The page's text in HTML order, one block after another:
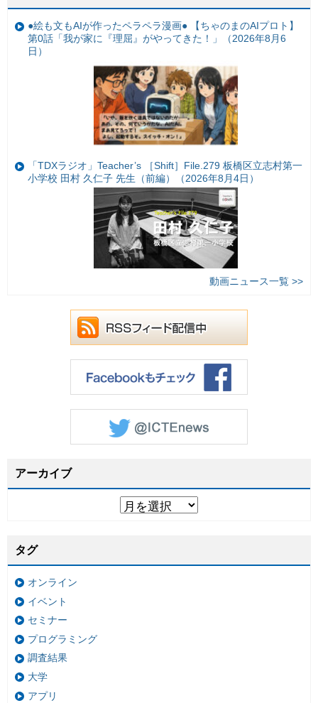
●絵も文もAIが作ったペラペラ漫画● 【ちゃのまのAIプロト】
第0話「我が家に『理屈』がやってきた！」（2026年8月6
日）
「TDXラジオ」Teacher’s ［Shift］File.279 板橋区立志村第一
小学校 田村 久仁子 先生（前編）（2026年8月4日）
動画ニュース一覧 >>
アーカイブ
タグ
オンライン
イベント
セミナー
プログラミング
調査結果
大学
アプリ